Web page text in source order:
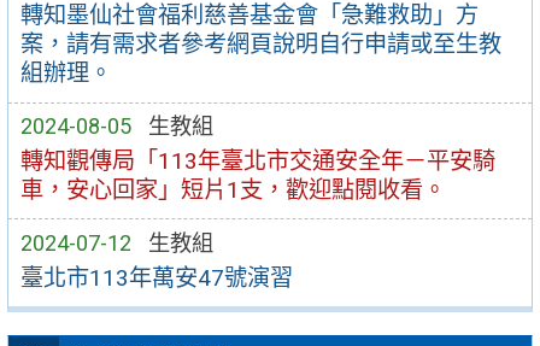
轉知墨仙社會福利慈善基金會「急難救助」方
案，請有需求者參考網頁說明自行申請或至生教
組辦理。
2024-08-05 生教組
轉知觀傳局「113年臺北市交通安全年－平安騎
車，安心回家」短片1支，歡迎點閱收看。
2024-07-12 生教組
臺北市113年萬安47號演習